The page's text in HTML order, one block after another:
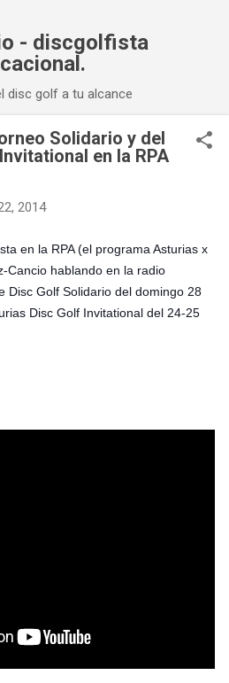
- discgolfista
disc golf a tu alcance
Solidario y del
en la RPA
2014
en la RPA (el programa Asturias x
Cancio hablando en la radio
Disc Golf Solidario del domingo 28
Disc Golf Invitational del 24-25